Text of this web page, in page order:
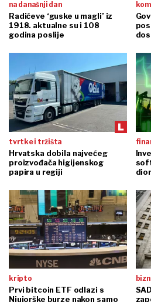
na današnji dan
Radićeve ‘guske u magli’ iz
1918. aktualne su i 108
godina poslije
tvrtke i tržišta
Hrvatska dobila najvećeg
proizvođača higijenskog
papira u regiji
kripto
Prvi bitcoin ETF odlazi s
Njujorške burze nakon samo